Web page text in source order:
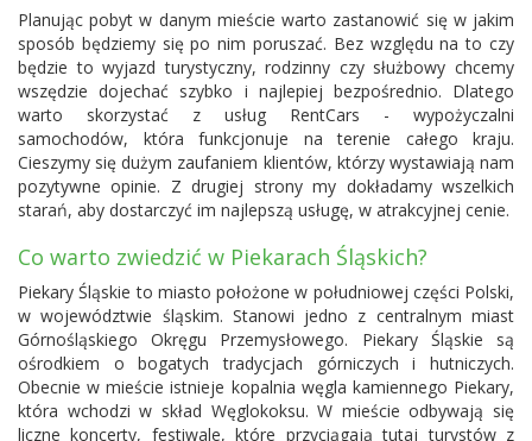
Planując pobyt w danym mieście warto zastanowić się w jakim
sposób będziemy się po nim poruszać. Bez względu na to czy
będzie to wyjazd turystyczny, rodzinny czy służbowy chcemy
wszędzie dojechać szybko i najlepiej bezpośrednio. Dlatego
warto skorzystać z usług RentCars - wypożyczalni
samochodów, która funkcjonuje na terenie całego kraju.
Cieszymy się dużym zaufaniem klientów, którzy wystawiają nam
pozytywne opinie. Z drugiej strony my dokładamy wszelkich
starań, aby dostarczyć im najlepszą usługę, w atrakcyjnej cenie.
Co warto zwiedzić w Piekarach Śląskich?
Piekary Śląskie to miasto położone w południowej części Polski,
w województwie śląskim. Stanowi jedno z centralnym miast
Górnośląskiego Okręgu Przemysłowego. Piekary Śląskie są
ośrodkiem o bogatych tradycjach górniczych i hutniczych.
Obecnie w mieście istnieje kopalnia węgla kamiennego Piekary,
która wchodzi w skład Węglokoksu. W mieście odbywają się
liczne koncerty, festiwale, które przyciągają tutaj turystów z